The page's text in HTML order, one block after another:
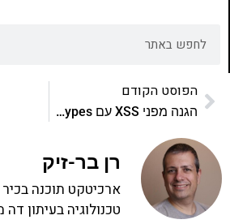
הפוסט הקודם
הגנה מפני XSS עם Trusted Types
רן בר-זיק
ארכיטקט תוכנה
טכנולוגיה בעיתון